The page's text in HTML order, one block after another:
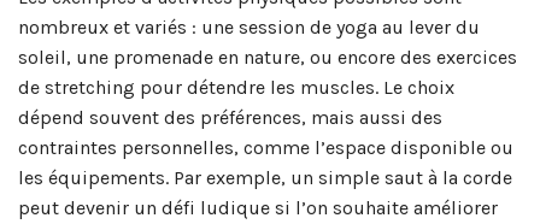
nombreux et variés : une session de yoga au lever du
soleil, une promenade en nature, ou encore des exercices
de stretching pour détendre les muscles. Le choix
dépend souvent des préférences, mais aussi des
contraintes personnelles, comme l’espace disponible ou
les équipements. Par exemple, un simple saut à la corde
peut devenir un défi ludique si l’on souhaite améliorer